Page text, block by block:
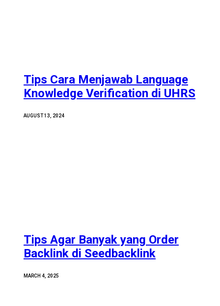
Tips Cara Menjawab Language
Knowledge Verification di UHRS
AUGUST 13, 2024
Tips Agar Banyak yang Order
Backlink di Seedbacklink
MARCH 4, 2025